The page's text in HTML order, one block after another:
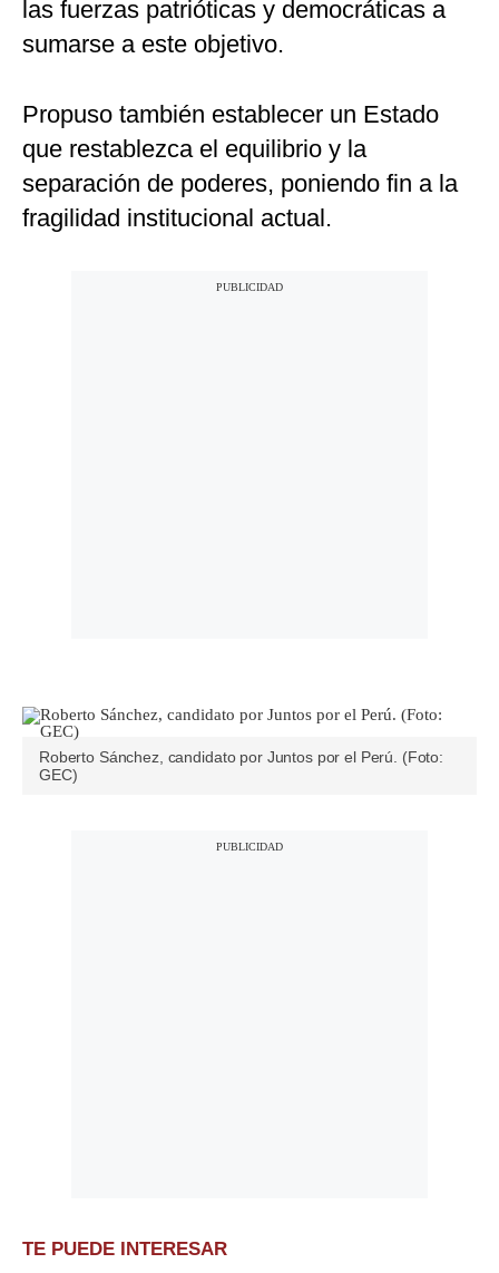
las fuerzas patrióticas y democráticas a
sumarse a este objetivo.
Propuso también establecer un Estado
que restablezca el equilibrio y la
separación de poderes, poniendo fin a la
fragilidad institucional actual.
Roberto Sánchez, candidato por Juntos por el Perú. (Foto:
GEC)
TE PUEDE INTERESAR